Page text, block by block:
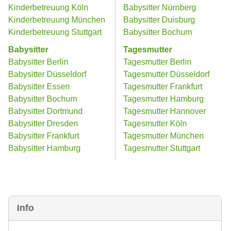
Info
Kinderbetreuung Köln
Kinderbetreuung München
Kinderbetreuung Stuttgart
Babysitter
Babysitter Berlin
Babysitter Düsseldorf
Babysitter Essen
Babysitter Bochum
Babysitter Dortmund
Babysitter Dresden
Babysitter Frankfurt
Babysitter Hamburg
Babysitter Nürnberg
Babysitter Duisburg
Babysitter Bochum
Tagesmutter
Tagesmutter Berlin
Tagesmutter Düsseldorf
Tagesmutter Frankfurt
Tagesmutter Hamburg
Tagesmutter Hannover
Tagesmutter Köln
Tagesmutter München
Tagesmutter Stuttgart